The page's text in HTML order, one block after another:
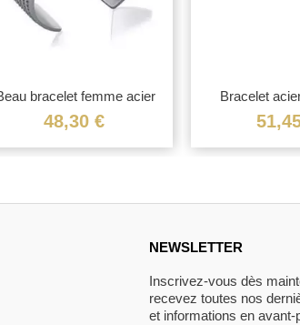
bracelet femme acier
rigide...
48,30 €
Bracelet
NEWSLETTER
Inscrivez-vous dès
recevez toutes nos
et informations en avant-